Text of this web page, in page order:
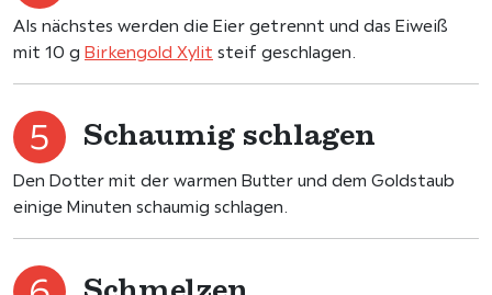
Als nächstes werden die Eier getrennt und das Eiweiß
mit 10 g Birkengold Xylit steif geschlagen.
Schaumig schlagen
Den Dotter mit der warmen Butter und dem Goldstaub
einige Minuten schaumig schlagen.